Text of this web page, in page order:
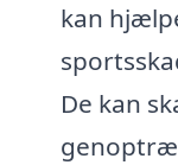
kan
De kan